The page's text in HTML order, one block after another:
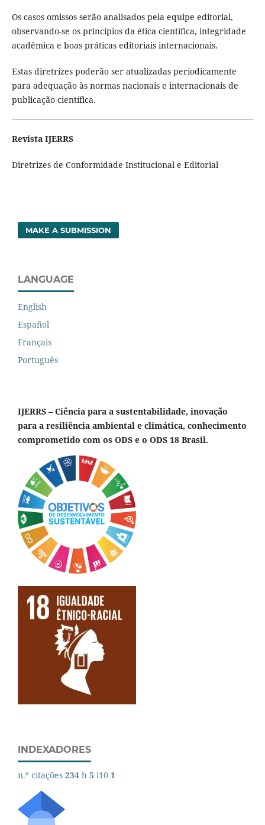
Os casos omissos serão analisados pela equipe editorial,
observando-se os princípios da ética científica, integridade
acadêmica e boas práticas editoriais internacionais.
Estas diretrizes poderão ser atualizadas periodicamente
para adequação às normas nacionais e internacionais de
publicação científica.
Revista IJERRS
Diretrizes de Conformidade Institucional e Editorial
MAKE A SUBMISSION
LANGUAGE
English
Español
Français
Português
IJERRS – Ciência para a sustentabilidade, inovação
para a resiliência ambiental e climática, conhecimento
comprometido com os ODS e o ODS 18 Brasil.
INDEXADORES
n.º citações 234 h 5 i10 1